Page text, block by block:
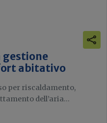
gestione
abitativo
per riscaldamento,
dell’aria...